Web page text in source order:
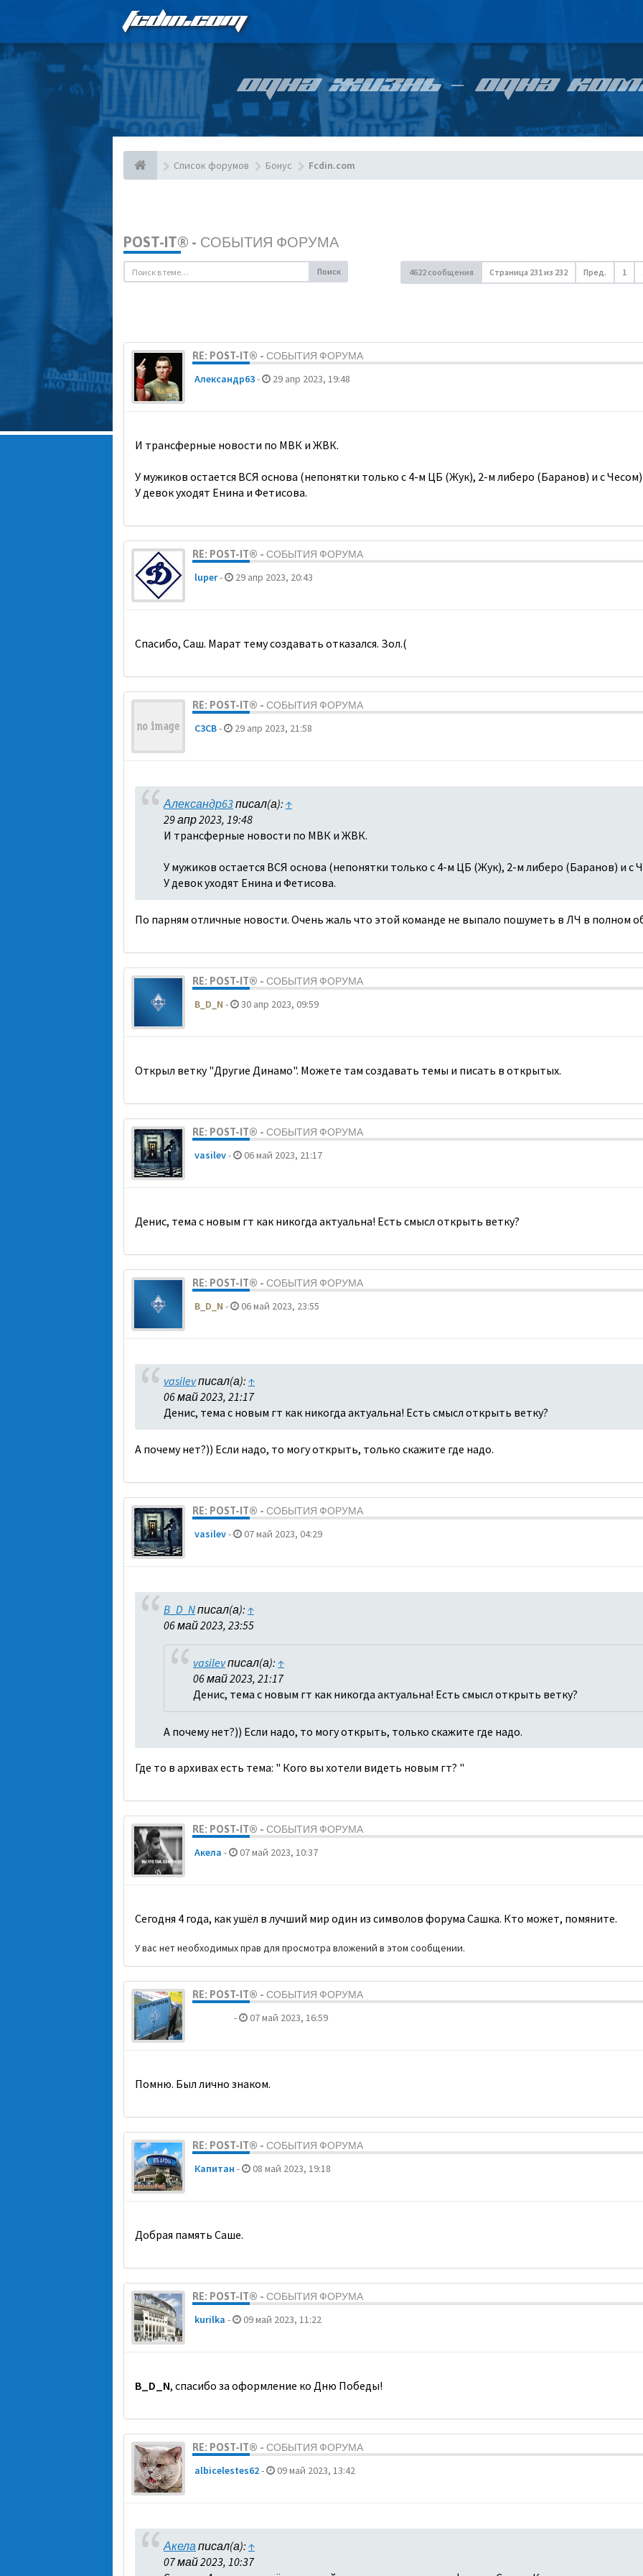
FCDIN.COM
ОДНА ЖИЗНЬ – ОДНА
Список форумов Бонус Fcdin.com
POST-IT® - СОБЫТИЯ ФОРУМА
Поиск 4622 сообщения Страница 231из 232 Пред. 1
RE: POST-IT® - СОБЫТИЯ ФОРУМА
Александр63- 29 апр 2023, 19:48
И трансферные новости по МВК и ЖВК.
У мужиков остается ВСЯ основа (непонятки только с 4-м ЦБ (Жук), 2-м либеро (Баранов) и с Чесом)
У девок уходят Енина и Фетисова.
RE: POST-IT® - СОБЫТИЯ ФОРУМА
luper- 29 апр 2023, 20:43
Спасибо, Саш. Марат тему создавать отказался. Зол.(
RE: POST-IT® - СОБЫТИЯ ФОРУМА
C3CB- 29 апр 2023, 21:58
Александр63писал(а): ↑
29 апр 2023, 19:48
И трансферные новости по МВК и ЖВК.
У мужиков остается ВСЯ основа (непонятки только с 4-м ЦБ (Жук), 2-м либеро (Баранов) и с
У девок уходят Енина и Фетисова.
По парням отличные новости. Очень жаль что этой команде не выпало пошуметь в ЛЧ в полном
RE: POST-IT® - СОБЫТИЯ ФОРУМА
B_D_N - 30 апр 2023, 09:59
Открыл ветку "Другие Динамо". Можете там создавать темы и писать в открытых.
RE: POST-IT® - СОБЫТИЯ ФОРУМА
vasilev- 06 май 2023, 21:17
Денис, тема с новым гт как никогда актуальна! Есть смысл открыть ветку?
RE: POST-IT® - СОБЫТИЯ ФОРУМА
B_D_N - 06 май 2023, 23:55
vasilevписал(а): ↑
06 май 2023, 21:17
Денис, тема с новым гт как никогда актуальна! Есть смысл открыть ветку?
А почему нет?)) Если надо, то могу открыть, только скажите где надо.
RE: POST-IT® - СОБЫТИЯ ФОРУМА
vasilev- 07 май 2023, 04:29
B_D_Nписал(а): ↑
06 май 2023, 23:55
vasilevписал(а): ↑
06 май 2023, 21:17
Денис, тема с новым гт как никогда актуальна! Есть смысл открыть ветку?
А почему нет?)) Если надо, то могу открыть, только скажите где надо.
Где то в архивах есть тема: " Кого вы хотели видеть новым гт? "
RE: POST-IT® - СОБЫТИЯ ФОРУМА
Акела - 07 май 2023, 10:37
Сегодня 4 года, как ушёл в лучший мир один из символов форума Сашка. Кто может, помяните.
У вас нет необходимых прав для просмотра вложений в этом сообщении.
RE: POST-IT® - СОБЫТИЯ ФОРУМА
- 07 май 2023, 16:59
Помню. Был лично знаком.
RE: POST-IT® - СОБЫТИЯ ФОРУМА
Кaпитaн - 08 май 2023, 19:18
Добрая память Саше.
RE: POST-IT® - СОБЫТИЯ ФОРУМА
kurilka - 09 май 2023, 11:22
B_D_N, спасибо за оформление ко Дню Победы!
RE: POST-IT® - СОБЫТИЯ ФОРУМА
albicelestes62- 09 май 2023, 13:42
Акелаписал(а): ↑
07 май 2023, 10:37